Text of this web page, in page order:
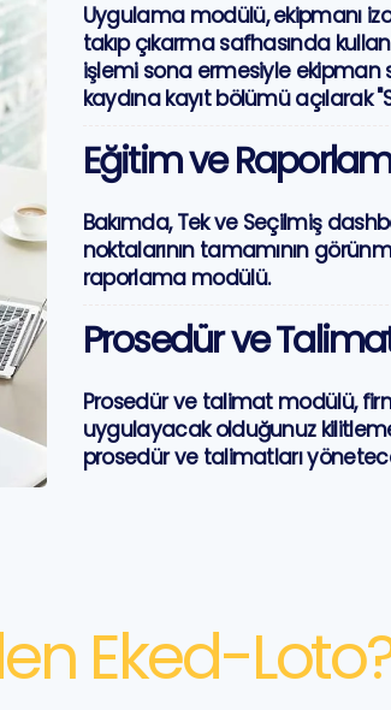
Uygulama modülü, ekipmanı
takıp çıkarma safhasında
işlemi sona ermesiyle ekipman
kaydına kayıt bölümü açılarak
Eğitim ve
Bakımda, Tek ve Seçilmiş
noktalarının tamamının
raporlama modülü.
Prosedür ve
Prosedür ve talimat modülü,
uygulayacak olduğunuz
prosedür ve talimatları
Eked-